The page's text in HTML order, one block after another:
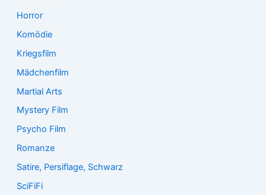
Horror
Komödie
Kriegsfilm
Mädchenfilm
Martial Arts
Mystery Film
Psycho Film
Romanze
Satire, Persiflage, Schwarz
SciFiFi